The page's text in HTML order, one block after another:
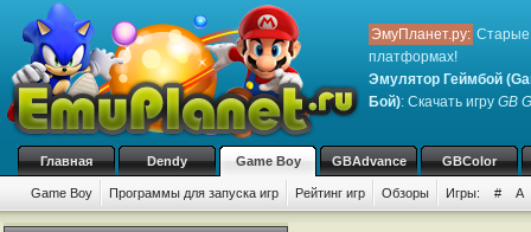
ЭмуПланет.ру: Старые
платформах!
Эмулятор Геймбой
Бой): Скачать игру GB
Главная Dendy Game Boy GBAdvance GBColor
Game Boy Программы для запуска игр Рейтинг игр Обзоры Игры: # A